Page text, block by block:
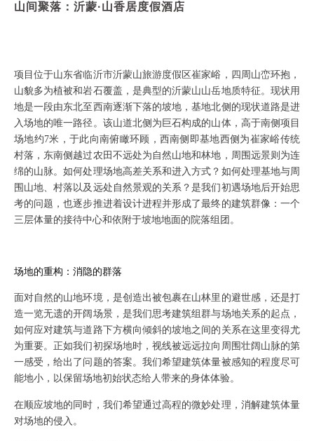
山间聚落：沂蒙·山香居度假酒店
项目位于山东省临沂市沂蒙山旅游度假区崔家峪，四周山峦环抱，
山貌多为植被和岩石覆盖，是典型的沂蒙山山岳地质特征。现状用
地是一段由东北至西南逐渐下落的坡地，基地北侧的现状道路是进
入场地的唯一路径。该山道北侧为巨石构成的山体，高于南侧项目
场地约7米，于此向南俯瞰环顾，西南侧即基地西侧为崔家峪传统
村落，东南侧越过农田不远处为自然山地和林地，周围远景则为连
绵的山脉。如何处理场地高差关系和进入方式？如何处理基地与周
围山地、村落以及远处自然景观的关系？是我们初遇场地后开始思
考的问题，也逐步推进着设计进程并形成了最终的建筑群像：一个
三层体量的接待中心和依附于坡地地面的院落组团。
场地的重构：消隐的群落
面对自然的山地环境，是创造出被包裹在山林里的避世感，还是打
造一览无遗的开阔场景，是我们思考建筑组群与场地关系的起点，
如何应对建筑与道路下方横向倾斜的坡地之间的关系在这里变得尤
为重要。正如我们初探场地时，视线被远远拉向周围壮阔山脉的第
一感受，给出了问题的答案。我们希望建筑体量被感知的程度尽可
能地小，以保留场地初始状态给人带来的身体体验。
在顺应坡地的同时，我们希望通过高程的微妙处理，消解建筑体量
对场地的侵入。